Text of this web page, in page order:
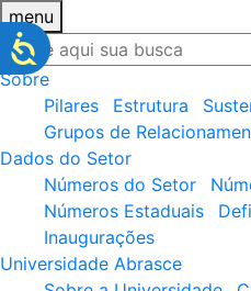
menu
Sobre
Pilares
Estrutura
Grupos de
Dados do Setor
Números do Setor
Números Estaduais
Inaugurações
Universidade Abrasce